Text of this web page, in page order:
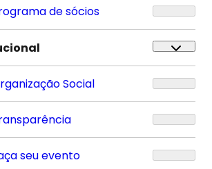
de sócios
Social
seu evento